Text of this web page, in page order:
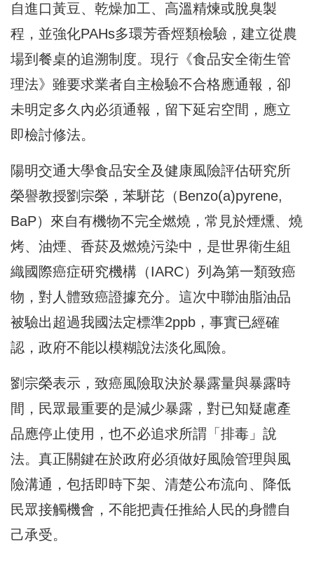
自進口黃豆、乾燥加工、高溫精煉或脫臭製
程，並強化PAHs多環芳香烴類檢驗，建立從農
場到餐桌的追溯制度。現行《食品安全衛生管
理法》雖要求業者自主檢驗不合格應通報，卻
未明定多久內必須通報，留下延宕空間，應立
即檢討修法。
陽明交通大學食品安全及健康風險評估研究所
榮譽教授劉宗榮，苯駢芘（Benzo(a)pyrene,
BaP）來自有機物不完全燃燒，常見於煙燻、燒
烤、油煙、香菸及燃燒污染中，是世界衛生組
織國際癌症研究機構（IARC）列為第一類致癌
物，對人體致癌證據充分。這次中聯油脂油品
被驗出超過我國法定標準2ppb，事實已經確
認，政府不能以模糊說法淡化風險。
劉宗榮表示，致癌風險取決於暴露量與暴露時
間，民眾最重要的是減少暴露，對已知疑慮產
品應停止使用，也不必追求所謂「排毒」說
法。真正關鍵在於政府必須做好風險管理與風
險溝通，包括即時下架、清楚公布流向、降低
民眾接觸機會，不能把責任推給人民的身體自
己承受。